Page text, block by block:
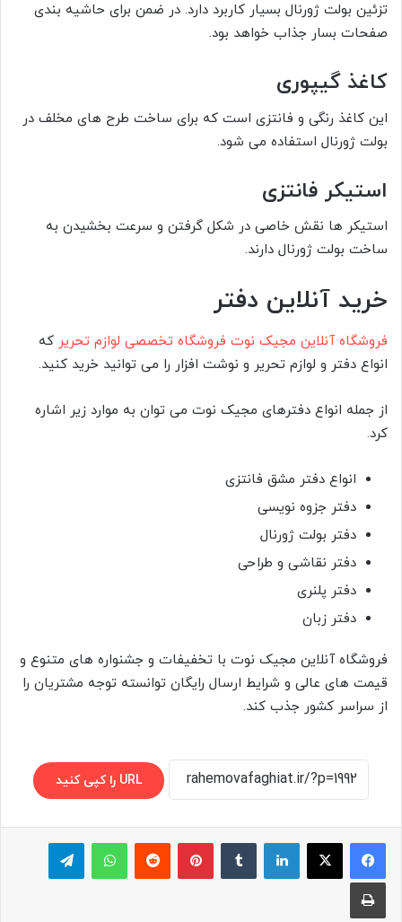
تزئین بولت ژورنال بسیار کاربرد دارد. در ضمن برای حاشیه بندی
صفحات بسار جذاب خواهد بود.
کاغذ گیپوری
این کاغذ رنگی و فانتزی است که برای ساخت طرح های مخلف در
بولت ژورنال استفاده می شود.
استیکر فانتزی
استیکر ها نقش خاصی در شکل گرفتن و سرعت بخشیدن به
ساخت بولت ژورنال دارند.
خرید آنلاین دفتر
فروشگاه آنلاین مجیک نوت فروشگاه تخصصی لوازم تحریر که
انواع دفتر و لوازم تحریر و نوشت افزار را می توانید خرید کنید.
از جمله انواع دفترهای مجیک نوت می توان به موارد زیر اشاره
کرد.
انواع دفتر مشق فانتزی
دفتر جزوه نویسی
دفتر بولت ژورنال
دفتر نقاشی و طراحی
دفتر پلنری
دفتر زبان
فروشگاه آنلاین مجیک نوت با تخفیفات و جشنواره های متنوع و
قیمت های عالی و شرایط ارسال رایگان توانسته توجه مشتریان را
از سراسر کشور جذب کند.
URL را کپی کنید
لینکدین ‫تامبلر پینترست‫رددیت واتس آپ تلگرام
چاپ